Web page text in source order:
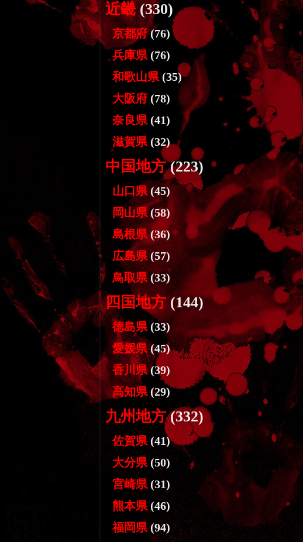
近畿(330)
京都府(76)
兵庫県 (76)
和歌山県 (35)
大阪府 (78)
奈良県 (41)
滋賀県 (32)
中国地方(223)
山口県(45)
岡山県(58)
島根県(36)
広島県(57)
鳥取県 (33)
四国地方(144)
徳島県(33)
愛媛県(45)
香川県(39)
高知県(29)
九州地方(332)
佐賀県 (41)
大分県 (50)
宮崎県(31)
熊本県(46)
福岡県(94)